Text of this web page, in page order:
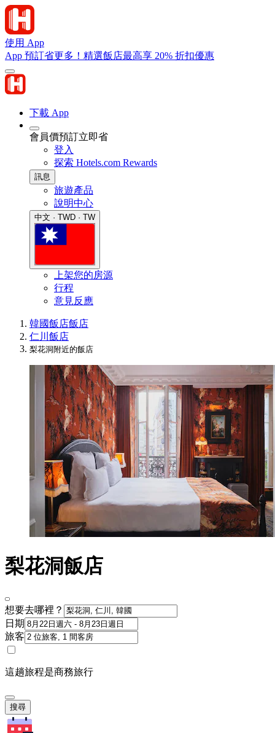
使用 App
App 預訂省更多！精選飯店最高享 20% 折扣優惠
下載 App
會員價預訂立即省
登入
探索 Hotels.com Rewards
訊息
旅遊產品
說明中心
中文 · TWD · TW
上架您的房源
行程
意見反應
韓國飯店飯店
仁川飯店
梨花洞附近的飯店
梨花洞飯店
想要去哪裡？
日期
旅客
這趟旅程是商務旅行
搜尋